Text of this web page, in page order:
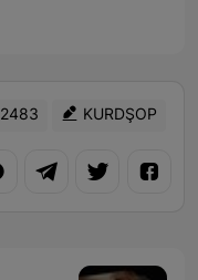
KURDŞOP 2483 بینین